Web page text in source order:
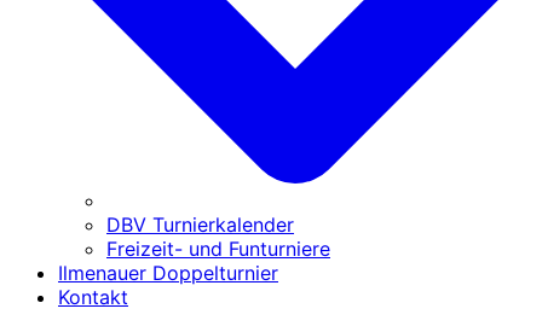
DBV Turnierkalender
Freizeit- und Funturniere
Ilmenauer Doppelturnier
Kontakt